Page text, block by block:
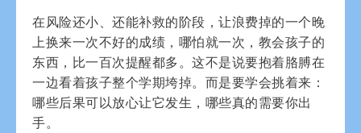
在风险还小、还能补救的阶段，让浪费掉的一个晚
上换来一次不好的成绩，哪怕就一次，教会孩子的
东西，比一百次提醒都多。这不是说要抱着胳膊在
一边看着孩子整个学期垮掉。而是要学会挑着来：
哪些后果可以放心让它发生，哪些真的需要你出
手。